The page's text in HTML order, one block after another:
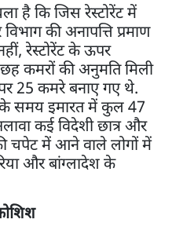
है कि जिस रेस्टोरेंट में
की अनापत्ति प्रमाण
रेस्टोरेंट के ऊपर
कमरों की अनुमति मिली
25 कमरे बनाए गए थे.
के समय इमारत में कुल 47
कई विदेशी छात्र और
चपेट में आने वाले लोगों में
और बांग्लादेश के